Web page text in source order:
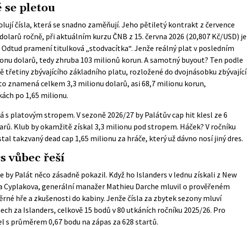
se pletou
čísla, která se snadno zaměňují. Jeho pětiletý kontrakt z července
ročně, při aktuálním kurzuČNB z 15. června 2026 (20,807 Kč/USD) je
pramení titulková „stodvacítka“. Jenže reálný plat v posledním
dolarů, tedy zhruba 103 milionů korun. A samotný buyout? Ten podle
třetiny zbývajícího základního platu, rozložené do dvojnásobku zbývající
znamená celkem 3,3 milionu dolarů, asi 68,7 milionu korun,
po 1,65 milionu.
s platovým stropem. V sezoně 2026/27 by Palátův cap hit klesl ze 6
Klub by okamžitě získal 3,3 milionu pod stropem. Háček? V ročníku
takzvaný dead cap 1,65 milionu za hráče, který už dávno nosí jiný dres.
vůbec řeší
by Palát něco zásadně pokazil. Když ho Islanders v lednu získali z New
Cyplakova, generální manažer Mathieu Darche mluvil o prověřeném
hře a zkušenosti do kabiny. Jenže čísla za zbytek sezony mluví
za Islanders, celkově 15 bodů v 80 utkáních ročníku 2025/26. Pro
s průměrem 0,67 bodu na zápas za 628 startů.